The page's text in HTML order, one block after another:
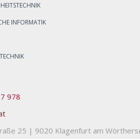
INFORMATIK
978
25 | 9020 Klagenfurt am